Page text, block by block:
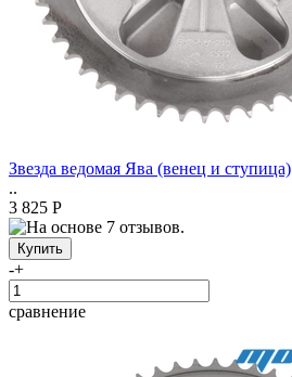
Звезда ведомая Ява (венец и ступица)
..
3 825 Р
-+
сравнение